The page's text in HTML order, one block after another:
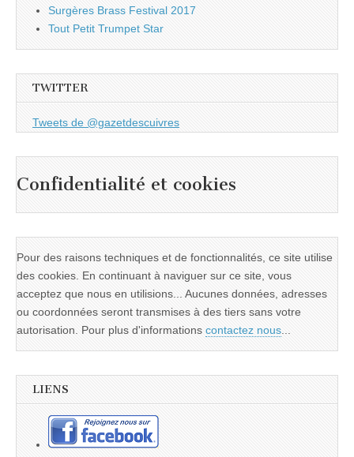
Surgères Brass Festival 2017
Tout Petit Trumpet Star
TWITTER
Tweets de @gazetdescuivres
Confidentialité et cookies
Pour des raisons techniques et de fonctionnalités, ce site utilise
des cookies. En continuant à naviguer sur ce site, vous
acceptez que nous en utilisions... Aucunes données, adresses
ou coordonnées seront transmises à des tiers sans votre
autorisation. Pour plus d'informations contactez nous
LIENS